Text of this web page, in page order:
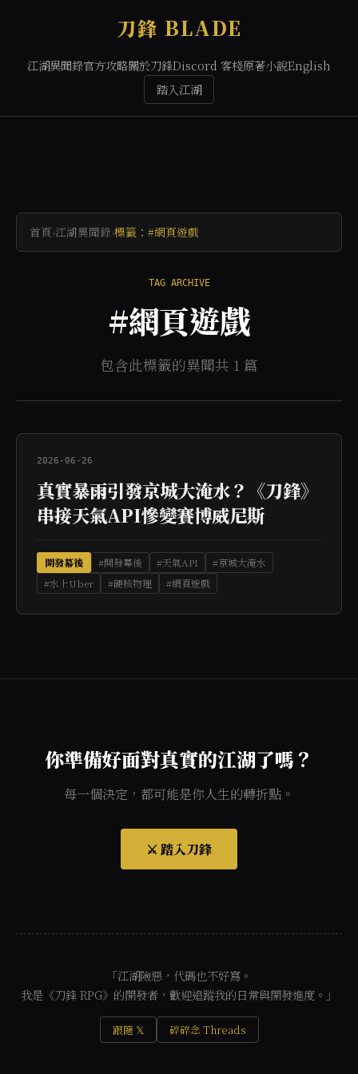
刀鋒 BLADE
江湖異聞錄官方攻略關於刀鋒Discord 客棧原著小說English
踏入江湖
首頁›江湖異聞錄›標籤：#網頁遊戲
TAG ARCHIVE
#網頁遊戲
包含此標籤的異聞共 1 篇
2026-06-26
真實暴雨引發京城大淹水？《刀鋒》
串接天氣API慘變賽博威尼斯
開發幕後 #開發幕後 #天氣API
#京城大淹水
#水上Uber
#硬核物理 #網頁遊戲
你準備好面對真實的江湖了嗎？
每一個決定，都可能是你人生的轉折點。
⚔️ 踏入刀鋒
「江湖險惡，代碼也不好寫。
我是《刀鋒 RPG》的開發者，歡迎追蹤我的日常與開發進度。」
跟隨 𝕏 碎碎念 Threads